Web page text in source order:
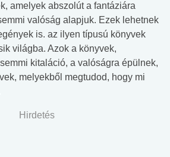
amelyek abszolút a fantáziára
valóság alapjuk. Ezek lehetnek
is. az ilyen típusú könyvek
világba. Azok a könyvek,
kitaláció, a valóságra épülnek,
melyekből megtudod, hogy mi
Hirdetés